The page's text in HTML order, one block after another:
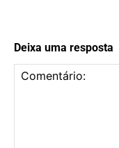
Deixa uma resposta